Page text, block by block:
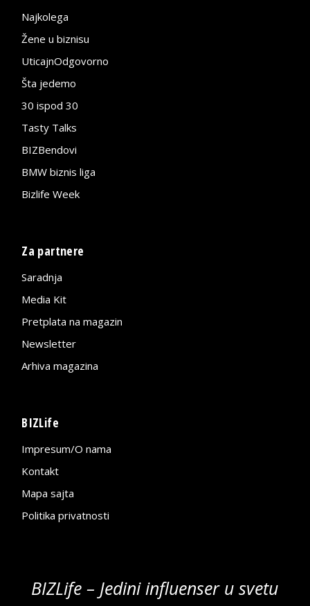
Najkolega
Žene u biznisu
UticajnOdgovorno
Šta jedemo
30 ispod 30
Tasty Talks
BIZBendovi
BMW biznis liga
Bizlife Week
Za partnere
Saradnja
Media Kit
Pretplata na magazin
Newsletter
Arhiva magazina
BIZLife
Impresum/O nama
Kontakt
Mapa sajta
Politika privatnosti
BIZLife – Jedini influenser u svetu